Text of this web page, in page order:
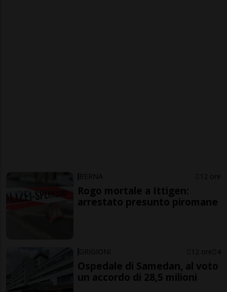
BERNA 12 ore
Rogo mortale a Ittigen:
arrestato presunto piromane
GRIGIONI 12 ore 4
Ospedale di Samedan, al voto
un accordo di 28,5 milioni